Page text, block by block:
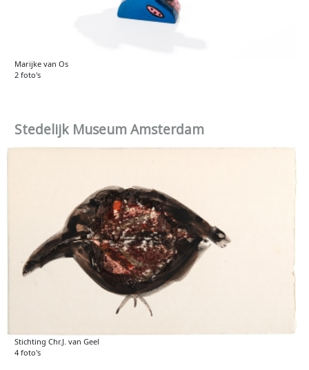
Marijke van Os
2 foto's
Stedelijk Museum Amsterdam
Stichting Chr.J. van Geel
4 foto's